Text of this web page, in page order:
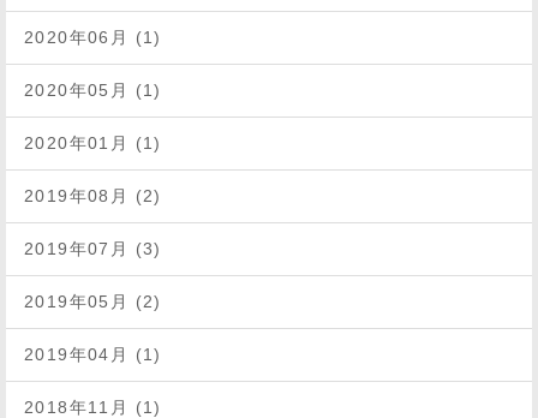
2020年06月 (1)
2020年05月 (1)
2020年01月 (1)
2019年08月 (2)
2019年07月 (3)
2019年05月 (2)
2019年04月 (1)
2018年11月 (1)